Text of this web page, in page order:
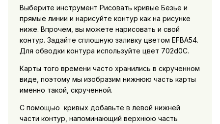
Выберите инструмент Рисовать кривые Безье и
прямые линии и нарисуйте контур как на рисунке
ниже. Впрочем, вы можете нарисовать и свой
контур. Задайте сплошную заливку цветом EFBA54.
Для обводки контура используйте цвет 702d0С.
Карты того времени часто хранились в скрученном
виде, поэтому мы изобразим нижнюю часть карты
именно такой, скрученной.
С помощью кривых добавьте в левой нижней
части контур, напоминающий верхнюю часть